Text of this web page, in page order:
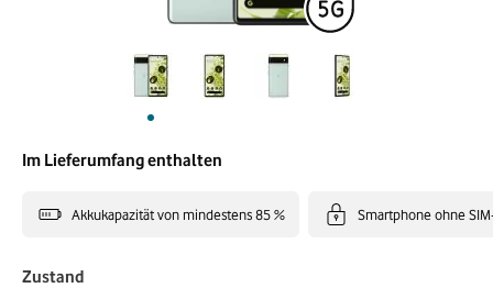
Im Lieferumfang enthalten
Akkukapazität von mindestens 85 % Smartphone ohne
Zustand